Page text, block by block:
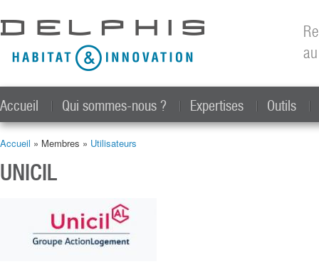
Accueil Qui sommes-nous ? Expertises Outils
Accueil » Membres » Utilisateurs
UNICIL